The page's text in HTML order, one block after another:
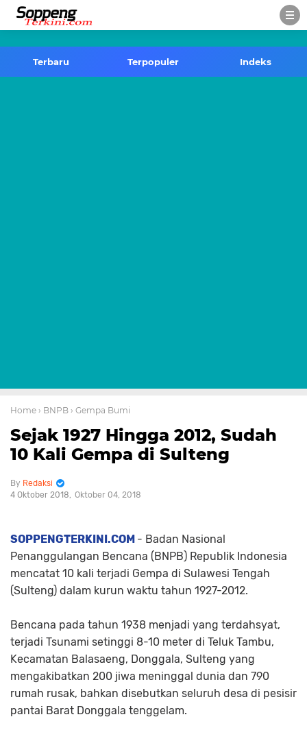
Terbaru Terpopuler Indeks
Home › BNPB › Gempa Bumi
Sejak 1927 Hingga 2012, Sudah
10 Kali Gempa di Sulteng
Redaksi
4 Oktober 2018
Oktober 04, 2018
SOPPENGTERKINI.COM - Badan Nasional
Penanggulangan Bencana (BNPB) Republik Indonesia
mencatat 10 kali terjadi Gempa di Sulawesi Tengah
(Sulteng) dalam kurun waktu tahun 1927-2012.
Bencana pada tahun 1938 menjadi yang terdahsyat,
terjadi Tsunami setinggi 8-10 meter di Teluk Tambu,
Kecamatan Balasaeng, Donggala, Sulteng yang
mengakibatkan 200 jiwa meninggal dunia dan 790
rumah rusak, bahkan disebutkan seluruh desa di pesisir
pantai Barat Donggala tenggelam.